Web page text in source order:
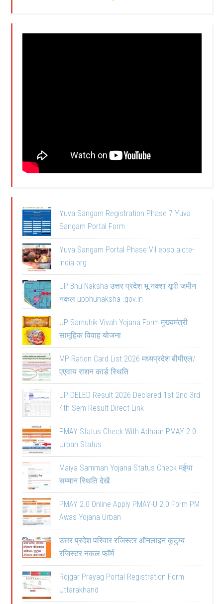
Yuva Sangam Registration Phase 7 Yuva
Sangam Portal Form
Yuva Sangam Portal Phase VII ebsb.aicte-
india.org
UP Bhu Naksha उत्तर प्रदेश भू नक्शा यूपी जमीन
नकल upbhunaksha .gov.in
UP Samuhik Vivah Yojana Form मुख्यमंत्री
सामूहिक विवाह योजना
MP Ration Card List 2026 मध्यप्रदेश बीपीएल/
एएवाय राशन कार्ड स्थिति
UP DELED Result 2026 Declared 1st 2nd 3rd
4th Sem Result Direct Link
PMAY Status Check With Adhaar PMAY 2.0
Urban Status
Maiya Samman Yojana Status Check मईया
सम्मान स्थिति देखें
PMAY 2.0 Online Apply PMAY-U 2.0 Form PM
Awas Yojana Urban
उत्तर प्रदेश परिवार रजिस्टर ऑनलाइन कुटुम्ब
रजिस्टर नकल फॉर्म
Rojgar Prayag Portal Registration Form
Uttarakhand